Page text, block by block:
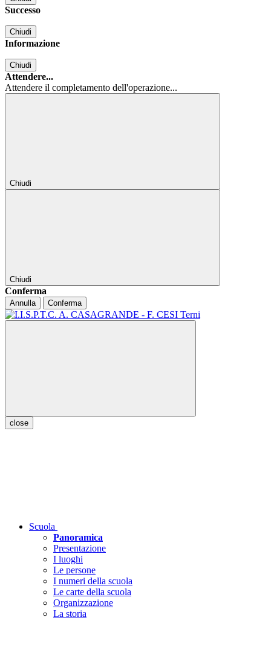
Successo
Chiudi
Informazione
Chiudi
Attendere...
Attendere il completamento dell'operazione...
Chiudi
Chiudi
Conferma
Annulla Conferma
close
Scuola
Panoramica
Presentazione
I luoghi
Le persone
I numeri della scuola
Le carte della scuola
Organizzazione
La storia